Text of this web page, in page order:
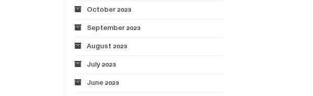
October 2023
September 2023
August 2023
July 2023
June 2023